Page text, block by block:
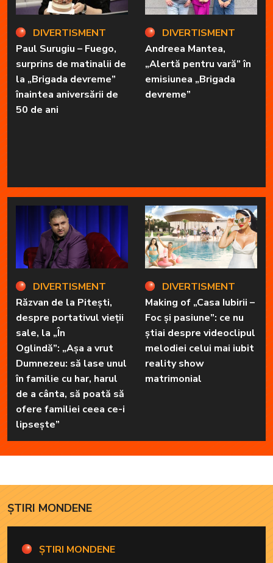
DIVERTISMENT
Paul Surugiu – Fuego,
surprins de matinalii de
la „Brigada devreme”
înaintea aniversării de
50 de ani
DIVERTISMENT
Răzvan de la Pitești,
despre portativul vieții
sale, la „În
Oglindă”: „Așa a vrut
Dumnezeu: să lase unul
în familie cu har, harul
de a cânta, să poată să
ofere familiei ceea ce-i
lipsește”
DIVERTISMENT
Andreea Mantea,
„Alertă pentru vară” în
emisiunea „Brigada
devreme”
DIVERTISMENT
Making of „Casa Iubirii –
Foc și pasiune”: ce nu
știai despre videoclipul
melodiei celui mai iubit
reality show
matrimonial
ȘTIRI MONDENE
ȘTIRI MONDENE